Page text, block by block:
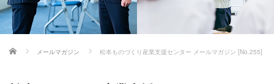
ホーム メールマガジン 松本ものづくり産業支援センター メールマガジン [No.255]